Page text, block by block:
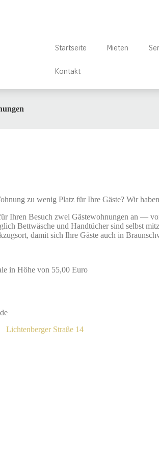
Startseite Mieten
Kontakt
zu wenig Platz für Ihre Gäste? Wir
Ihren Besuch zwei Gästewohnungen an —
Bettwäsche und Handtücher sind selbst
damit sich Ihre Gäste auch in
in Höhe von 55,00 Euro
Lichtenberger Straße 14